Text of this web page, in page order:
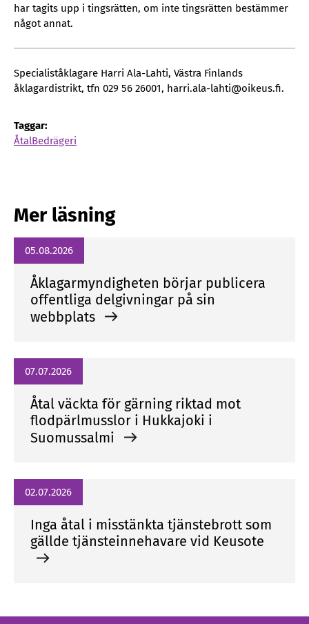
har tagits upp i tingsrätten, om inte tingsrätten bestämmer
något annat.
Specialiståklagare Harri Ala-Lahti, Västra Finlands
åklagardistrikt, tfn 029 56 26001, harri.ala-lahti@oikeus.fi.
Taggar:
ÅtalBedrägeri
Mer läsning
05.08.2026
Åklagarmyndigheten börjar publicera
offentliga delgivningar på sin
webbplats
07.07.2026
Åtal väckta för gärning riktad mot
flodpärlmusslor i Hukkajoki i
Suomussalmi
02.07.2026
Inga åtal i misstänkta tjänstebrott som
gällde tjänsteinnehavare vid Keusote